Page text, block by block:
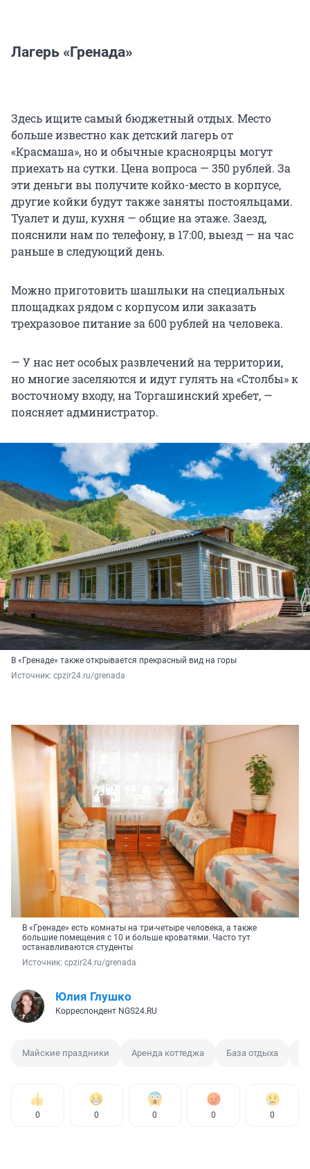
Лагерь «Гренада»
Здесь ищите самый бюджетный отдых. Место
больше известно как детский лагерь от
«Красмаша», но и обычные красноярцы могут
приехать на сутки. Цена вопроса — 350 рублей. За
эти деньги вы получите койко-место в корпусе,
другие койки будут также заняты постояльцами.
Туалет и душ, кухня — общие на этаже. Заезд,
пояснили нам по телефону, в 17:00, выезд — на час
раньше в следующий день.
Можно приготовить шашлыки на специальных
площадках рядом с корпусом или заказать
трехразовое питание за 600 рублей на человека.
— У нас нет особых развлечений на территории,
но многие заселяются и идут гулять на «Столбы» к
восточному входу, на Торгашинский хребет, —
поясняет администратор.
В «Гренаде» также открывается прекрасный вид на горы
Источник: cpzir24.ru/grenada
В «Гренаде» есть комнаты на три-четыре человека, а также
большие помещения с 10 и больше кроватями. Часто тут
останавливаются студенты
Источник: cpzir24.ru/grenada
Юлия Глушко
Корреспондент NGS24.RU
Майские праздники Аренда коттеджа База отдыха
0 0 0 0 0